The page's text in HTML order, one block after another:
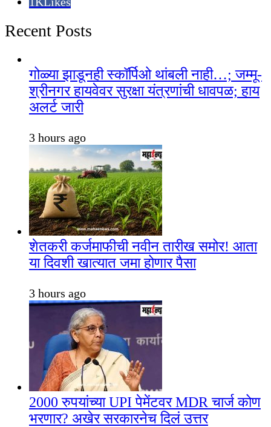
Recent Posts
गोळ्या झाडूनही स्कॉर्पिओ थांबली नाही…; जम्मू-
श्रीनगर हायवेवर सुरक्षा यंत्रणांची धावपळ; हाय
अलर्ट जारी
3 hours ago
शेतकरी कर्जमाफीची नवीन तारीख समोर! आता
या दिवशी खात्यात जमा होणार पैसा
3 hours ago
2000 रुपयांच्या UPI पेमेंटवर MDR चार्ज कोण
भरणार? अखेर सरकारनेच दिलं उत्तर